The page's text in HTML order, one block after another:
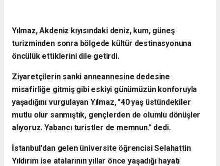
Yılmaz, Akdeniz kıyısındaki deniz, kum, güneş
turizminden sonra bölgede kültür destinasyonuna
öncülük ettiklerini dile getirdi.
Ziyaretçilerin sanki anneannesine dedesine
misafirliğe gitmiş gibi eskiyi günümüzün konforuyla
yaşadığını vurgulayan Yılmaz, "40 yaş üstündekiler
mutlu olur sanmıştık, gençlerden de olumlu dönüşler
alıyoruz. Yabancı turistler de memnun." dedi.
İstanbul'dan gelen üniversite öğrencisi Selahattin
Yıldırım ise atalarının yıllar önce yaşadığı hayatı